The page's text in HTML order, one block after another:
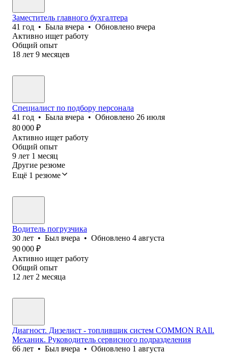
Заместитель главного бухгалтера
41 год • Была вчера • Обновлено вчера
Активно ищет работу
Общий опыт
18 лет 9 месяцев
Специалист по подбору персонала
41 год • Была вчера • Обновлено 26 июля
80 000 ₽
Активно ищет работу
Общий опыт
9 лет 1 месяц
Другие резюме
Ещё 1 резюме
Водитель погрузчика
30 лет • Был вчера • Обновлено 4 августа
90 000 ₽
Активно ищет работу
Общий опыт
12 лет 2 месяца
Диагност. Дизелист - топливщик систем COMMON RAIl.
Механик. Руководитель сервисного подразделения
66 лет • Был вчера • Обновлено 1 августа